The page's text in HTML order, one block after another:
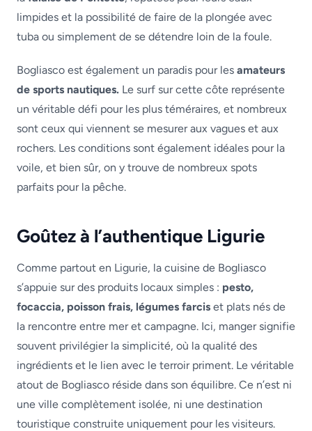
limpides et la possibilité de faire de la plongée avec
tuba ou simplement de se détendre loin de la foule.
Bogliasco est également un paradis pour les amateurs
de sports nautiques. Le surf sur cette côte représente
un véritable défi pour les plus téméraires, et nombreux
sont ceux qui viennent se mesurer aux vagues et aux
rochers. Les conditions sont également idéales pour la
voile, et bien sûr, on y trouve de nombreux spots
parfaits pour la pêche.
Goûtez à l’authentique Ligurie
Comme partout en Ligurie, la cuisine de Bogliasco
s’appuie sur des produits locaux simples : pesto,
focaccia, poisson frais, légumes farcis et plats nés de
la rencontre entre mer et campagne. Ici, manger signifie
souvent privilégier la simplicité, où la qualité des
ingrédients et le lien avec le terroir priment. Le véritable
atout de Bogliasco réside dans son équilibre. Ce n’est ni
une ville complètement isolée, ni une destination
touristique construite uniquement pour les visiteurs.